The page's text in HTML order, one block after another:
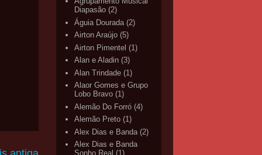
Diapasão (2)
Águia Dourada (2)
Airton Araújo (5)
Airton Pimentel (1)
Alan e Aladin (3)
Alan Trindade (1)
Alaor Gomes e Grupo
Lobo Bravo (1)
Alemão Do Forró (4)
Alemão Preto (1)
Alex Dias e Banda (2)
Alex Dias e Banda
Sonho Real (1)